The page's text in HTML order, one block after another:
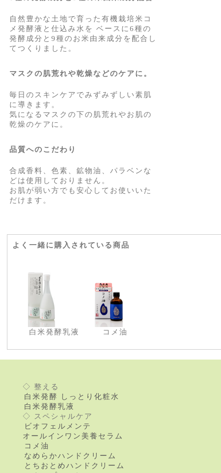
自然豊かな土地で育った有機栽培米コ
メ発酵液と仕込み水を ベースに6種の
発酵成分と9種のお米由来成分を配合し
てつくりました。
マスクの肌荒れや乾燥などのケアに。
毎日のスキンケアでみずみずしい素肌
に導きます。
気になるマスクの下の肌荒れやお肌の
乾燥のケアに。
品質へのこだわり
合成香料、色素、鉱物油、パラベンな
どは使用しておりません。
お肌が弱い方でも安心してお使いいた
だけます。
よく一緒に購入されている商品
白米発酵乳液 コメ油
◇ 整える
白米発酵 しっとり化粧水
白米発酵乳液
◇ スペシャルケア
ビオフェルメンテ
オールインワン美養セラム
コメ油
なめらかハンドクリーム
とちおとめハンドクリーム